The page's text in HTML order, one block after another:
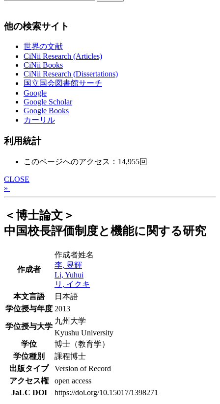
他の検索サイト
世界の文献
CiNii Research (Articles)
CiNii Books
CiNii Research (Dissertations)
国立国会図書館サーチ
Google
Google Scholar
Google Books
カーリル
利用統計
このページへのアクセス：14,955回
CLOSE
»
＜博士論文＞
中国校長評価制度と機能に関する研究
作成者
作成者姓名
李, 昱輝
Li, Yuhui
リ, イクキ
本文言語
日本語
学位授与年度 2013
学位授与大学
九州大学
Kyushu University
学位
博士（教育学）
学位種別
課程博士
出版タイプ
Version of Record
アクセス権
open access
JaLC DOI
https://doi.org/10.15017/1398271